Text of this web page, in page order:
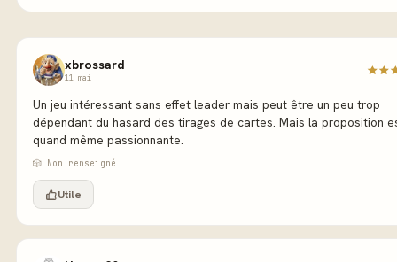
xbrossard
11 mai
Un jeu intéressant sans effet leader mais peut être un peu trop
dépendant du hasard des tirages de cartes. Mais la proposition
quand même passionnante.
🎲 Non renseigné
Utile